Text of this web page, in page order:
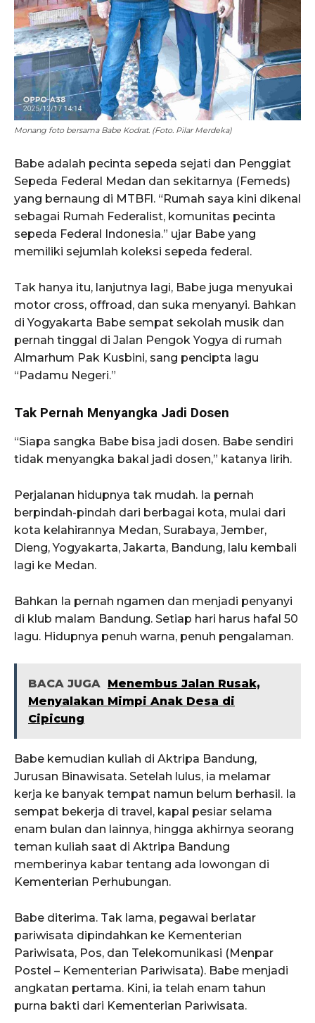
Monang foto bersama Babe Kodrat. (Foto. Pilar Merdeka)
Babe adalah pecinta sepeda sejati dan Penggiat
Sepeda Federal Medan dan sekitarnya (Femeds)
yang bernaung di MTBFl. “Rumah saya kini dikenal
sebagai Rumah Federalist, komunitas pecinta
sepeda Federal Indonesia.” ujar Babe yang
memiliki sejumlah koleksi sepeda federal.
Tak hanya itu, lanjutnya lagi, Babe juga menyukai
motor cross, offroad, dan suka menyanyi. Bahkan
di Yogyakarta Babe sempat sekolah musik dan
pernah tinggal di Jalan Pengok Yogya di rumah
Almarhum Pak Kusbini, sang pencipta lagu
“Padamu Negeri.”
Tak Pernah Menyangka Jadi Dosen
“Siapa sangka Babe bisa jadi dosen. Babe sendiri
tidak menyangka bakal jadi dosen,” katanya lirih.
Perjalanan hidupnya tak mudah. Ia pernah
berpindah-pindah dari berbagai kota, mulai dari
kota kelahirannya Medan, Surabaya, Jember,
Dieng, Yogyakarta, Jakarta, Bandung, lalu kembali
lagi ke Medan.
Bahkan Ia pernah ngamen dan menjadi penyanyi
di klub malam Bandung. Setiap hari harus hafal 50
lagu. Hidupnya penuh warna, penuh pengalaman.
BACA JUGA Menembus Jalan Rusak,
Menyalakan Mimpi Anak Desa di
Cipicung
Babe kemudian kuliah di Aktripa Bandung,
Jurusan Binawisata. Setelah lulus, ia melamar
kerja ke banyak tempat namun belum berhasil. Ia
sempat bekerja di travel, kapal pesiar selama
enam bulan dan lainnya, hingga akhirnya seorang
teman kuliah saat di Aktripa Bandung
memberinya kabar tentang ada lowongan di
Kementerian Perhubungan.
Babe diterima. Tak lama, pegawai berlatar
pariwisata dipindahkan ke Kementerian
Pariwisata, Pos, dan Telekomunikasi (Menpar
Postel – Kementerian Pariwisata). Babe menjadi
angkatan pertama. Kini, ia telah enam tahun
purna bakti dari Kementerian Pariwisata.